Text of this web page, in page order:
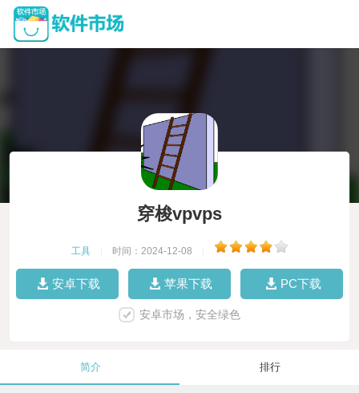
穿梭vpvps
工具 时间：2024-12-08
安卓下载 苹果下载 PC下载
安卓市场，安全绿色
简介 排行